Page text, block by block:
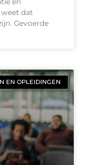
dat
Gevoerde
EN OPLEIDINGEN